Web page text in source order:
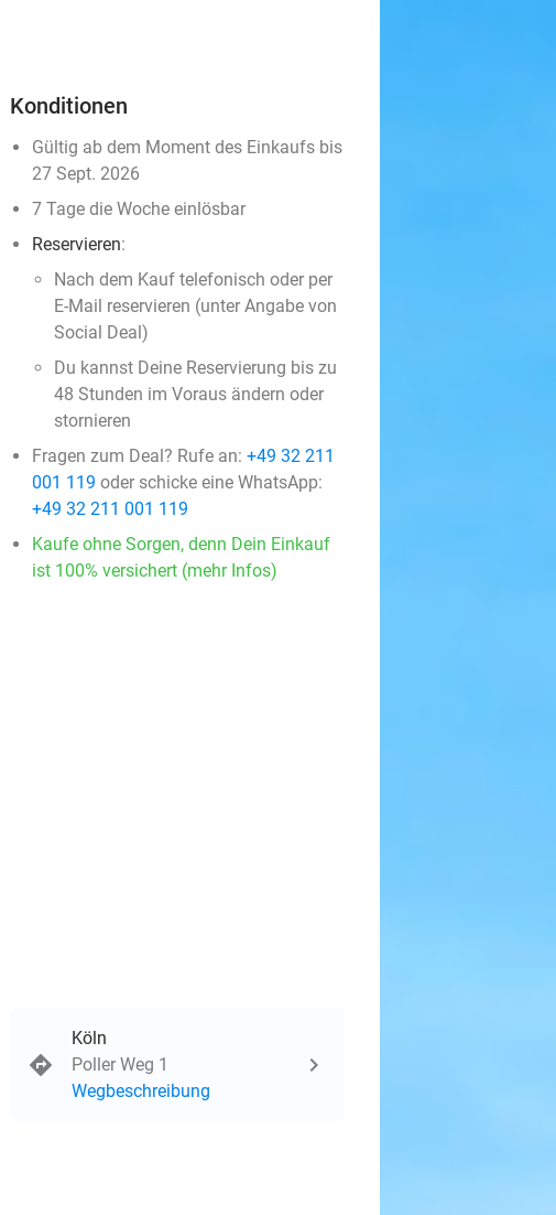
Konditionen
Gültig ab dem Moment des Einkaufs bis
27 Sept. 2026
7 Tage die Woche einlösbar
Reservieren:
Nach dem Kauf telefonisch oder per
E-Mail reservieren (unter Angabe von
Social Deal)
Du kannst Deine Reservierung bis zu
48 Stunden im Voraus ändern oder
stornieren
Fragen zum Deal? Rufe an: +49 32 211
001 119 oder schicke eine WhatsApp:
+49 32 211 001 119
Kaufe ohne Sorgen, denn Dein Einkauf
ist 100% versichert (mehr Infos)
Köln
Poller Weg 1
Wegbeschreibung